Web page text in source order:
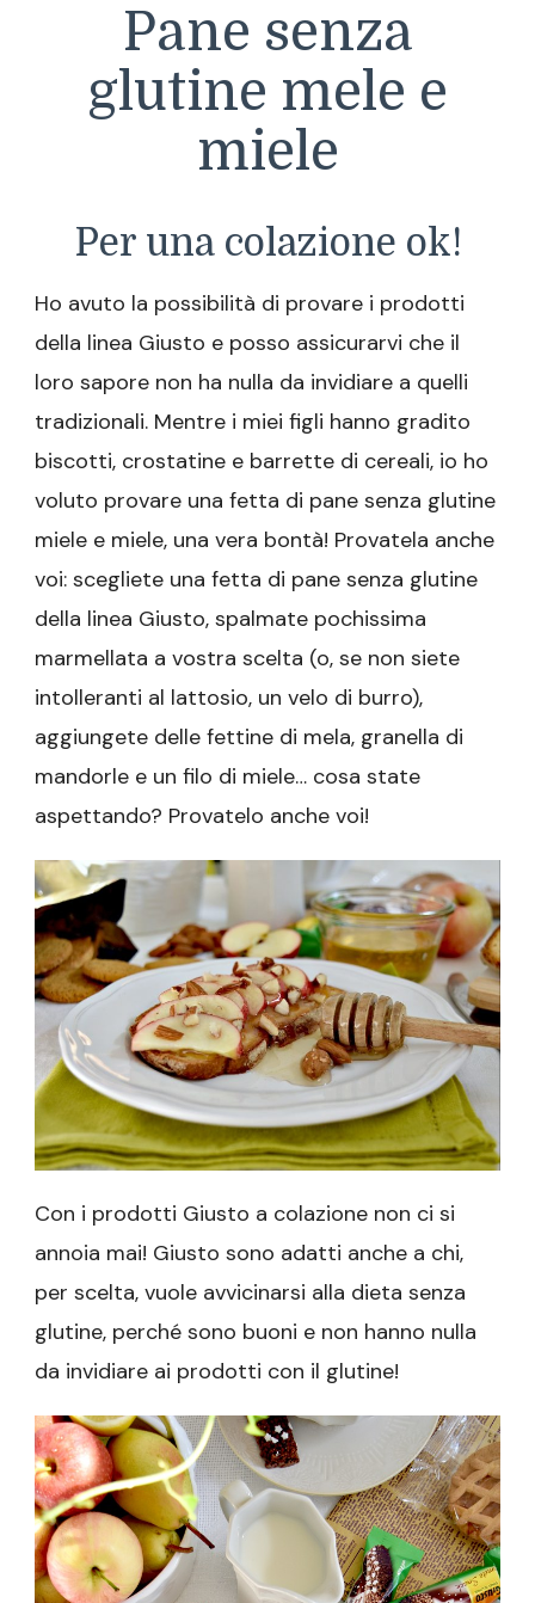
Pane senza
glutine mele e
miele
Per una colazione ok!
Ho avuto la possibilità di provare i prodotti
della linea Giusto e posso assicurarvi che il
loro sapore non ha nulla da invidiare a quelli
tradizionali. Mentre i miei figli hanno gradito
biscotti, crostatine e barrette di cereali, io ho
voluto provare una fetta di pane senza glutine
miele e miele, una vera bontà! Provatela anche
voi: scegliete una fetta di pane senza glutine
della linea Giusto, spalmate pochissima
marmellata a vostra scelta (o, se non siete
intolleranti al lattosio, un velo di burro),
aggiungete delle fettine di mela, granella di
mandorle e un filo di miele… cosa state
aspettando? Provatelo anche voi!
Con i prodotti Giusto a colazione non ci si
annoia mai! Giusto sono adatti anche a chi,
per scelta, vuole avvicinarsi alla dieta senza
glutine, perché sono buoni e non hanno nulla
da invidiare ai prodotti con il glutine!